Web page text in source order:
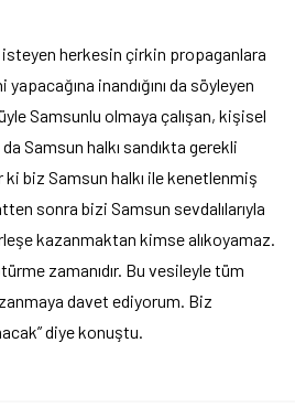
isteyen herkesin çirkin propaganlara
inandığını da söyleyen
Samsunlu olmaya çalışan, kişisel
Samsun halkı sandıkta gerekli
biz Samsun halkı ile kenetlenmiş
sonra bizi Samsun sevdalılarıyla
kazanmaktan kimse alıkoyamaz.
zamanıdır. Bu vesileyle tüm
davet ediyorum. Biz
diye konuştu.